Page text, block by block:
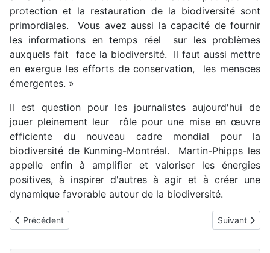
protection et la restauration de la biodiversité sont
primordiales. Vous avez aussi la capacité de fournir
les informations en temps réel sur les problèmes
auxquels fait face la biodiversité. Il faut aussi mettre
en exergue les efforts de conservation, les menaces
émergentes. »
Il est question pour les journalistes aujourd'hui de
jouer pleinement leur rôle pour une mise en œuvre
efficiente du nouveau cadre mondial pour la
biodiversité de Kunming-Montréal. Martin-Phipps les
appelle enfin à amplifier et valoriser les énergies
positives, à inspirer d'autres à agir et à créer une
dynamique favorable autour de la biodiversité.
Article précédent : Les feux de forêt en Sibérie menace le climat
Précédent Article
Suivant